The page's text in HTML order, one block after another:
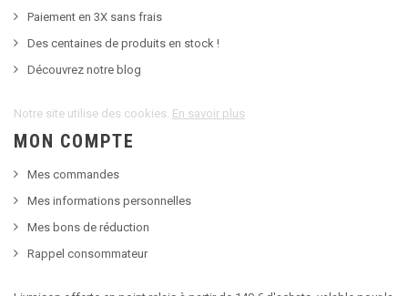
Paiement en 3X sans frais
Des centaines de produits en stock !
Découvrez notre blog
Notre site utilise des cookies. En savoir plus
MON COMPTE
Mes commandes
Mes informations personnelles
Mes bons de réduction
Rappel consommateur